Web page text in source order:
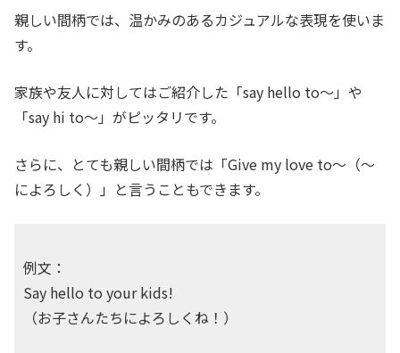
親しい間柄では、温かみのあるカジュアルな表現を使いま
す。
家族や友人に対してはご紹介した「say hello to〜」や
「say hi to〜」がピッタリです。
さらに、とても親しい間柄では「Give my love to〜（〜
によろしく）」と言うこともできます。
例文：
Say hello to your kids!
（お子さんたちによろしくね！）